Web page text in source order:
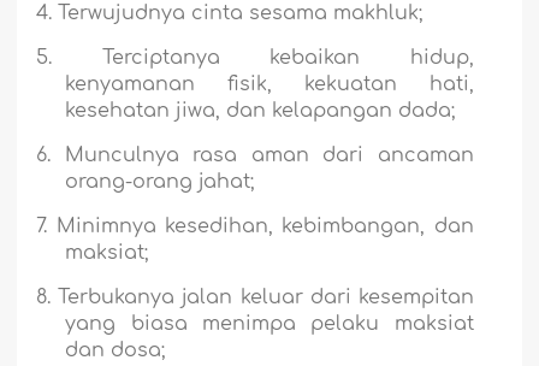
4. Terwujudnya cinta sesama makhluk;
5.
Terciptanya kebaikan hidup,
kenyamanan fisik, kekuatan hati,
kesehatan jiwa, dan kelapangan dada;
6.
Munculnya rasa aman dari ancaman
orang-orang jahat;
7. Minimnya kesedihan, kebimbangan, dan
maksiat;
8. Terbukanya jalan keluar dari kesempitan
yang biasa menimpa pelaku maksiat
dan dosa;